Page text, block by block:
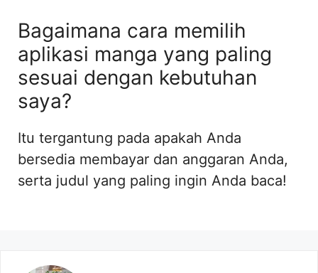
Bagaimana cara memilih
aplikasi manga yang paling
sesuai dengan kebutuhan
saya?
Itu tergantung pada apakah Anda
bersedia membayar dan anggaran Anda,
serta judul yang paling ingin Anda baca!